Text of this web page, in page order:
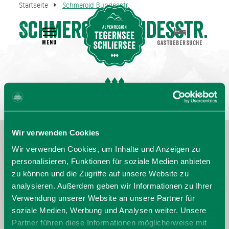
Wir verwenden Cookies
Wir verwenden Cookies, um Inhalte und Anzeigen zu
personalisieren, Funktionen für soziale Medien anbieten
zu können und die Zugriffe auf unsere Website zu
analysieren. Außerdem geben wir Informationen zu Ihrer
Verwendung unserer Website an unsere Partner für
soziale Medien, Werbung und Analysen weiter. Unsere
Partner führen diese Informationen möglicherweise mit
Startseite Schmerold Bundesstr.
Schmerold Bundesstr.
MENU GASTGEBERSUCHE